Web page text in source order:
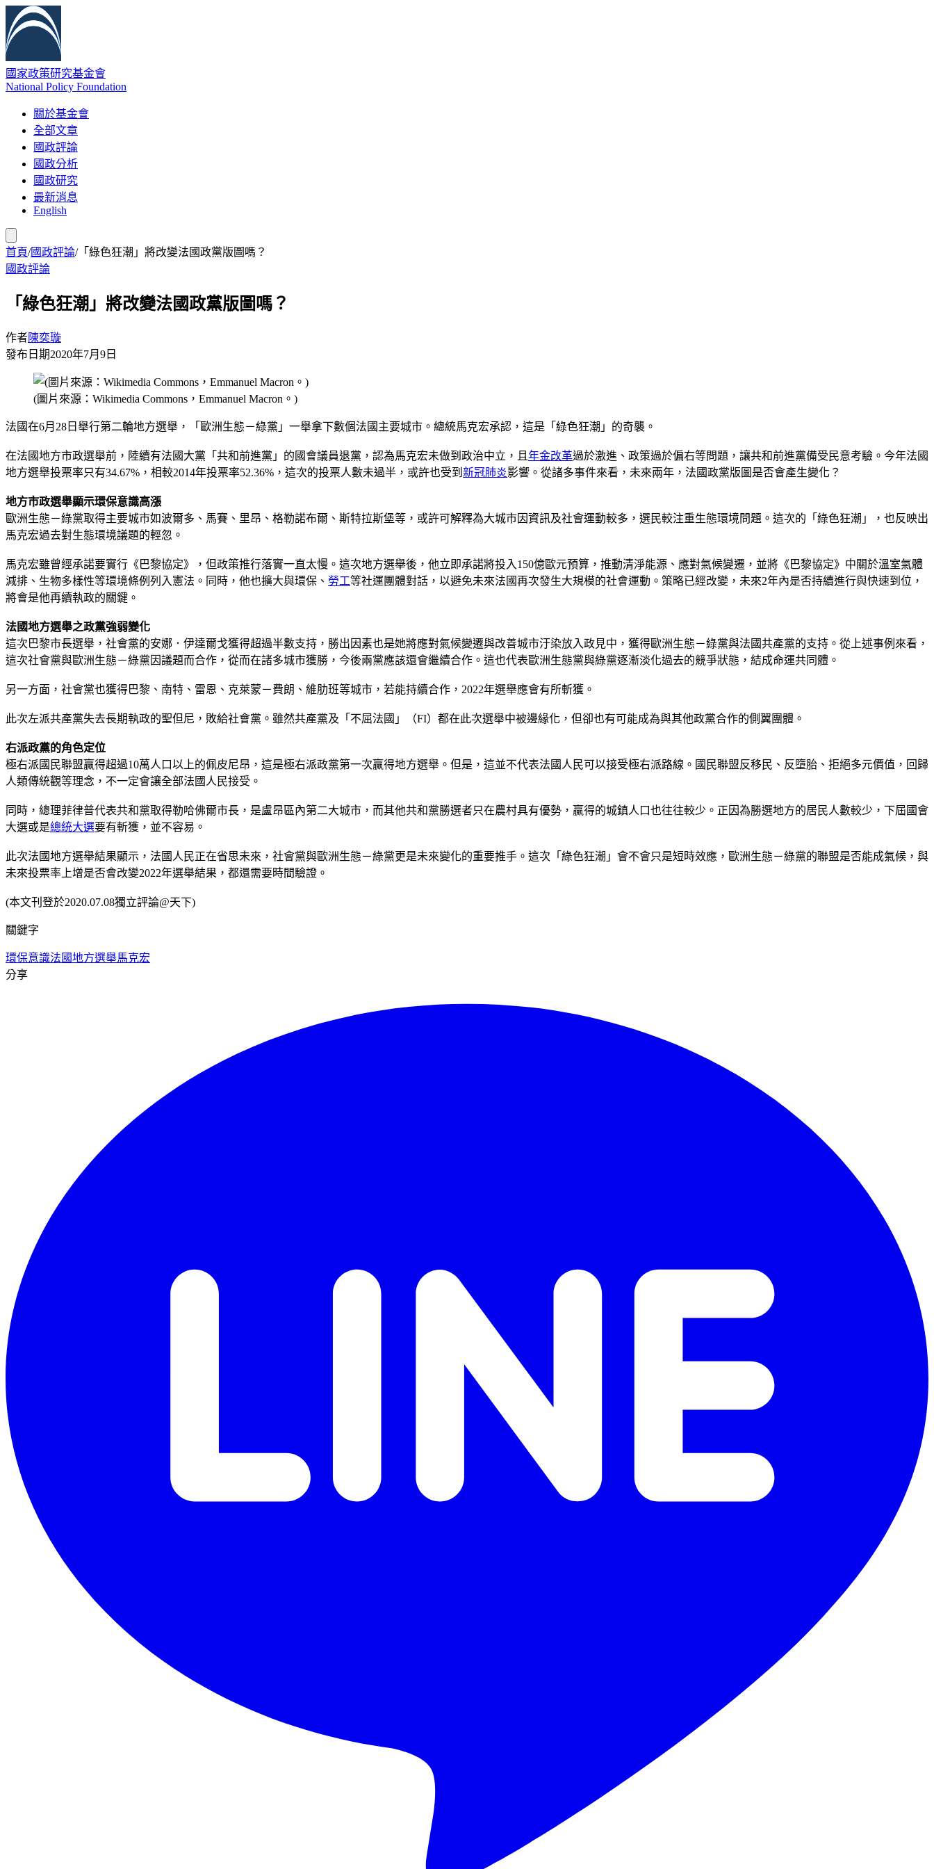
國家政策研究基金會
National Policy Foundation
關於基金會
全部文章
國政評論
國政分析
國政研究
最新消息
English
首頁/國政評論/「綠色狂潮」將改變法國政黨版圖嗎？
國政評論
「綠色狂潮」將改變法國政黨版圖嗎？
作者陳奕璇
發布日期2020年7月9日
(圖片來源：Wikimedia Commons，Emmanuel Macron。)
法國在6月28日舉行第二輪地方選舉，「歐洲生態－綠黨」一舉拿下數個法國主要城市。總統馬克宏承認，這是「綠色狂潮」的奇襲。
在法國地方市政選舉前，陸續有法國大黨「共和前進黨」的國會議員退黨，認為馬克宏未做到政治中立，且 年金改革過於激進、政策過於偏右等問題，讓共和前進黨備受民意考驗。今年法國
地方選舉投票率只有34.67%，相較2014年投票率52.36%，這次的投票人數未過半，或許也受到 新冠肺炎影響。從諸多事件來看，未來兩年，法國政黨版圖是否會產生變化？
地方市政選舉顯示環保意識高漲
歐洲生態－綠黨取得主要城市如波爾多、馬賽、里昂、格勒諾布爾、斯特拉斯堡等，或許可解釋為大城市因資訊及社會運動較多，選民較注重生態環境問題。這次的「綠色狂潮」，也反映出
馬克宏過去對生態環境議題的輕忽。
馬克宏雖曾經承諾要實行《巴黎協定》，但政策推行落實一直太慢。這次地方選舉後，他立即承諾將投入150億歐元預算，推動清淨能源、應對氣候變遷，並將《巴黎協定》中關於溫室氣體
減排、生物多樣性等環境條例列入憲法。同時，他也擴大與環保、 勞工等社運團體對話，以避免未來法國再次發生大規模的社會運動。策略已經改變，未來2年內是否持續進行與快速到位，
將會是他再續執政的關鍵。
法國地方選舉之政黨強弱變化
這次巴黎市長選舉，社會黨的安娜．伊達爾戈獲得超過半數支持，勝出因素也是她將應對氣候變遷與改善城市汙染放入政見中，獲得歐洲生態－綠黨與法國共產黨的支持。從上述事例來看，
這次社會黨與歐洲生態－綠黨因議題而合作，從而在諸多城市獲勝，今後兩黨應該還會繼續合作。這也代表歐洲生態黨與綠黨逐漸淡化過去的競爭狀態，結成命運共同體。
另一方面，社會黨也獲得巴黎、南特、雷恩、克萊蒙－費朗、維肋班等城市，若能持續合作，2022年選舉應會有所斬獲。
此次左派共產黨失去長期執政的聖但尼，敗給社會黨。雖然共產黨及「不屈法國」（FI）都在此次選舉中被邊緣化，但卻也有可能成為與其他政黨合作的側翼團體。
右派政黨的角色定位
極右派國民聯盟贏得超過10萬人口以上的佩皮尼昂，這是極右派政黨第一次贏得地方選舉。但是，這並不代表法國人民可以接受極右派路線。國民聯盟反移民、反墮胎、拒絕多元價值，回歸
人類傳統觀等理念，不一定會讓全部法國人民接受。
同時，總理菲律普代表共和黨取得勒哈佛爾市長，是盧昂區內第二大城市，而其他共和黨勝選者只在農村具有優勢，贏得的城鎮人口也往往較少。正因為勝選地方的居民人數較少，下屆國會
大選或是總統大選要有斬獲，並不容易。
此次法國地方選舉結果顯示，法國人民正在省思未來，社會黨與歐洲生態－綠黨更是未來變化的重要推手。這次「綠色狂潮」會不會只是短時效應，歐洲生態－綠黨的聯盟是否能成氣候，與
未來投票率上增是否會改變2022年選舉結果，都還需要時間驗證。
(本文刊登於2020.07.08獨立評論@天下)
關鍵字
環保意識法國地方選舉馬克宏
分享